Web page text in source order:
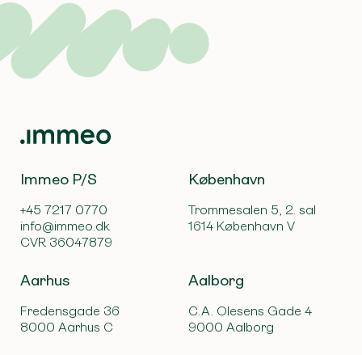
Immeo P/S
+45 7217 0770
info@immeo.dk
CVR 36047879
København
Trommesalen 5, 2. sal
1614 København V
Aarhus
Fredensgade 36
8000 Aarhus C
Aalborg
C.A. Olesens Gade 4
9000 Aalborg